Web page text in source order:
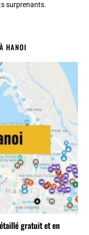
surprenants.
HANOI
gratuit et en